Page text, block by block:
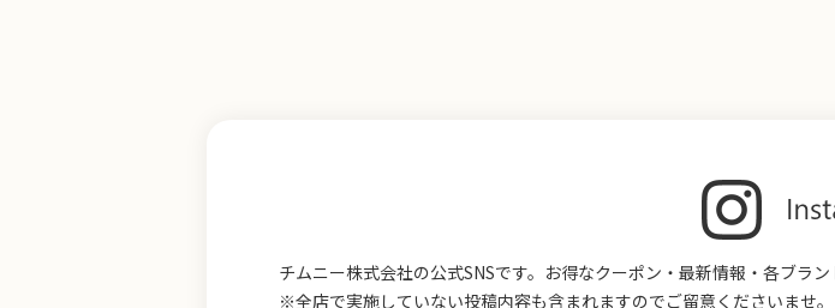
チムニー株式会社の公式SNSです。お得なクーポン・最新情報・各ブラ
※全店で実施していない投稿内容も含まれますのでご留意くださいませ。